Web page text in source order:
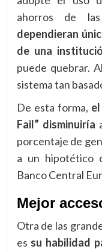
ahorros de
dependieran
de una
puede quebrar.
sistema tan
De esta forma,
Fail” disminuiría
porcentaje de
a un hipotético
Banco Central
Mejor
Otra de las
es su habilidad